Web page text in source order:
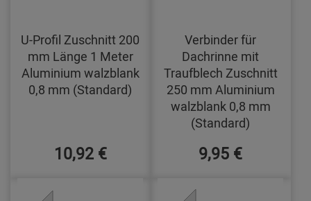
U-Profil Zuschnitt 200
mm Länge 1 Meter
Aluminium walzblank
0,8 mm (Standard)
10,92 €
Verbinder für
Dachrinne mit
Traufblech Zuschnitt
250 mm Aluminium
walzblank 0,8 mm
(Standard)
9,95 €